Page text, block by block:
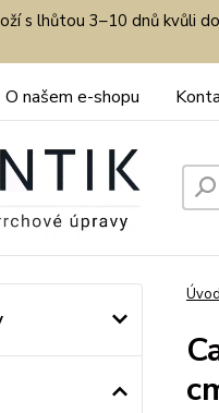
s lhůtou 3–10 dnů
O našem e-shopu
Úvod